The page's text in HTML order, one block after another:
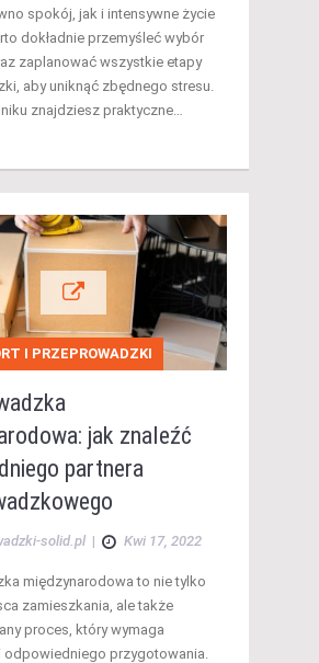
spokój, jak i intensywne życie
dokładnie przemyśleć wybór
zaplanować wszystkie etapy
aby uniknąć zbędnego stresu.
znajdziesz praktyczne…
I PRZEPROWADZKI
jak znaleźć
partnera
solid.pl | Kwi 17, 2022
międzynarodowa to nie tylko
zamieszkania, ale także
proces, który wymaga
odpowiedniego przygotowania.